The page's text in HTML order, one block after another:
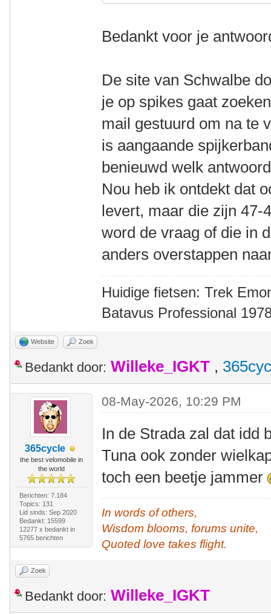
Bedankt voor je
De site van Schwalbe
je op spikes gaat
mail gestuurd om na te
is aangaande
benieuwd welk
Nou heb ik ontdekt dat
levert, maar die zijn 47-
word de vraag of die in
anders overstappen
Huidige fietsen: Trek
Batavus Professional
Website Zoek
Bedankt door: Willeke_IGKT ,
365cycle
the best velomobile in
the world
Berichten: 7.184
Topics: 131
Lid sinds: Sep 2020
Bedankt: 15599
12277 x bedankt in
5765 berichten
08-May-2026, 10:29 PM
In de Strada zal dat idd
Tuna ook zonder
toch een beetje jammer
In words of others,
Wisdom blooms, forums unite,
Quoted love takes flight.
Zoek
Bedankt door: Willeke_IGKT